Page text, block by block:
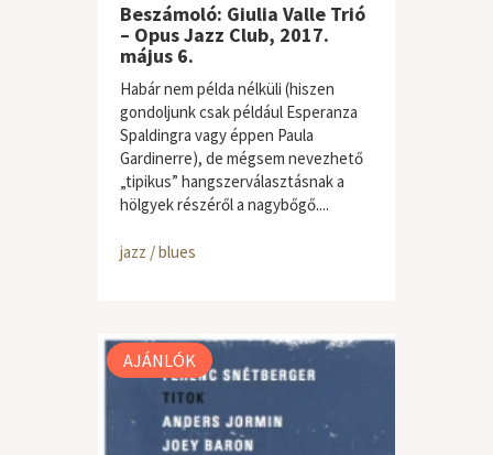
Beszámoló: Giulia Valle Trió
– Opus Jazz Club, 2017.
május 6.
Habár nem példa nélküli (hiszen
gondoljunk csak például Esperanza
Spaldingra vagy éppen Paula
Gardinerre), de mégsem nevezhető
„tipikus” hangszerválasztásnak a
hölgyek részéről a nagybőgő....
jazz / blues
AJÁNLÓK